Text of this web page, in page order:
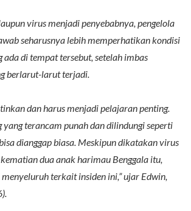
virus menjadi penyebabnya, pengelola
seharusnya lebih memperhatikan kondisi
ada di tempat tersebut, setelah imbas
berlarut-larut terjadi.
dan harus menjadi pelajaran penting.
terancam punah dan dilindungi seperti
dianggap biasa. Meskipun dikatakan virus
dua anak harimau Benggala itu,
terkait insiden ini,” ujar Edwin,